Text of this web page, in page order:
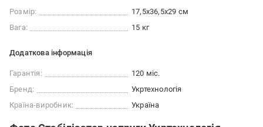
Розмір:
17,5х36,5х29 см
Вага:
15 кг
Додаткова інформація
Гарантія:
120 міс.
Бренд:
Укртехнологія
Країна-виробник:
Україна